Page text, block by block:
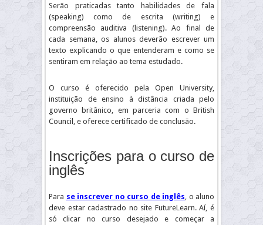
Serão praticadas tanto habilidades de fala
(speaking) como de escrita (writing) e
compreensão auditiva (listening). Ao final de
cada semana, os alunos deverão escrever um
texto explicando o que entenderam e como se
sentiram em relação ao tema estudado.
O curso é oferecido pela Open University,
instituição de ensino à distância criada pelo
governo britânico, em parceria com o British
Council, e oferece certificado de conclusão.
Inscrições para o curso de
inglês
Para se inscrever no curso de inglês, o aluno
deve estar cadastrado no site FutureLearn. Aí, é
só clicar no curso desejado e começar a